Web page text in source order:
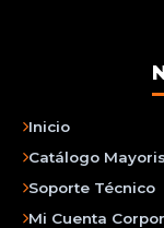
Inicio
Catálogo
Soporte Técnico
Mi Cuenta